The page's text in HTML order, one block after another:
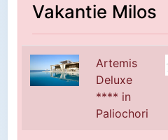
Vakantie Milos
Artemis
Deluxe
**** in
Paliochori